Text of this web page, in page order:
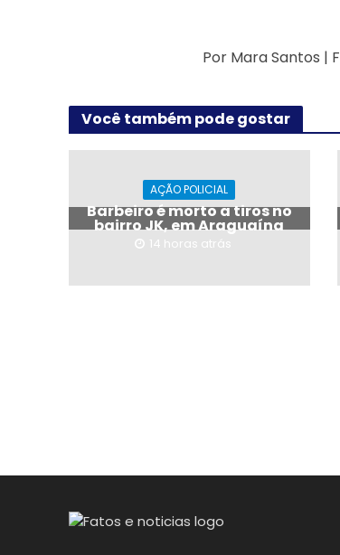
Por Mara Santos |
Você também pode gostar
AÇÃO POLICIAL
Barbeiro é morto a tiros no
bairro JK, em Araguaína
14 horas atrás